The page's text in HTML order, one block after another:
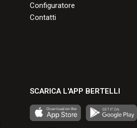
Configuratore
Contatti
SCARICA L'APP BERTELLI